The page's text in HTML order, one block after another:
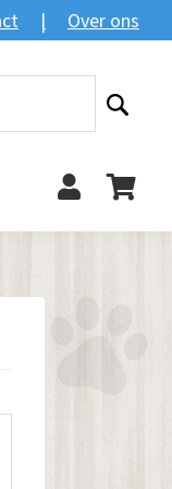
Over ons